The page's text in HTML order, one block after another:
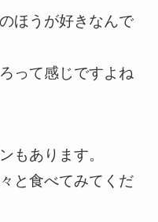
ほうが好きなんで
って感じですよね
もあります。
と食べてみてくだ